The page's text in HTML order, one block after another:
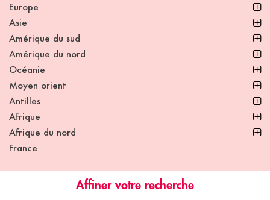
Europe
Asie
Amérique du sud
Amérique du nord
Océanie
Moyen orient
Antilles
Afrique
Afrique du nord
France
Affiner votre recherche